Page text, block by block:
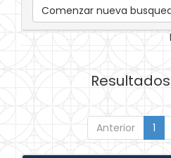
Comenzar nueva
Resultados
Anterior 1